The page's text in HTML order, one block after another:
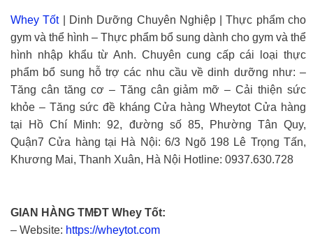
Whey Tốt| Dinh Dưỡng Chuyên Nghiệp | Thực phẩm cho
gym và thể hình – Thực phẩm bổ sung dành cho gym và thể
hình nhập khẩu từ Anh. Chuyên cung cấp cái loại thực
phẩm bổ sung hỗ trợ các nhu cầu về dinh dưỡng như: –
Tăng cân tăng cơ – Tăng cân giảm mỡ – Cải thiện sức
khỏe – Tăng sức đề kháng Cửa hàng Wheytot Cửa hàng
tại Hồ Chí Minh: 92, đường số 85, Phường Tân Quy,
Quận7 Cửa hàng tại Hà Nội: 6/3 Ngõ 198 Lê Trọng Tấn,
Khương Mai, Thanh Xuân, Hà Nội Hotline: 0937.630.728
GIAN HÀNG TMĐT Whey Tốt:
– Website: https://wheytot.com